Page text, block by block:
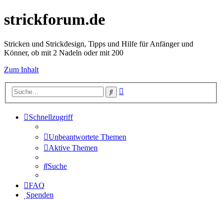
strickforum.de
Stricken und Strickdesign, Tipps und Hilfe für Anfänger und
Könner, ob mit 2 Nadeln oder mit 200
Zum Inhalt
Suche
Schnellzugriff
Unbeantwortete Themen
Aktive Themen
Suche
FAQ
Spenden